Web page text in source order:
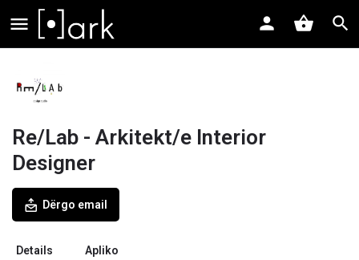
Re/Lab - Arkitekt/e Interior
Designer
Dërgo email
Details Apliko